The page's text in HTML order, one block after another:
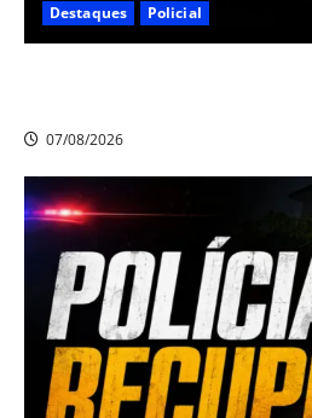
Destaques Policial
07/08/2026